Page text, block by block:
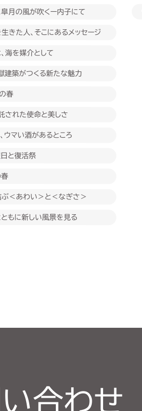
月の風が吹くー内子にて
た人、そこにあるメッセージ
海を媒介として
建築がつくる新たな魅力
春
された使命と美しさ
マい酒があるところ
と復活祭
＜あわい＞と＜なぎさ＞
もに新しい風景を見る
合わせ